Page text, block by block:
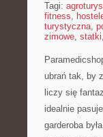
Tagi:
fitness,
turystyczna,
zimowe, statki,
ubrań tak, by
liczy się
idealnie
garderoba